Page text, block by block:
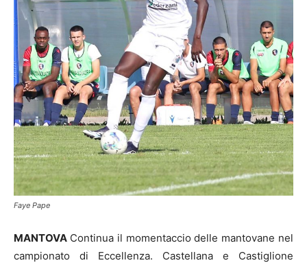
Faye Pape
MANTOVA Continua il momentaccio delle mantovane nel
campionato di Eccellenza. Castellana e Castiglione